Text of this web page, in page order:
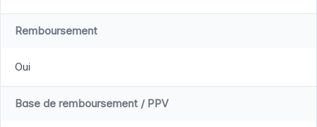
Remboursement
Oui
Base de remboursement / PPV